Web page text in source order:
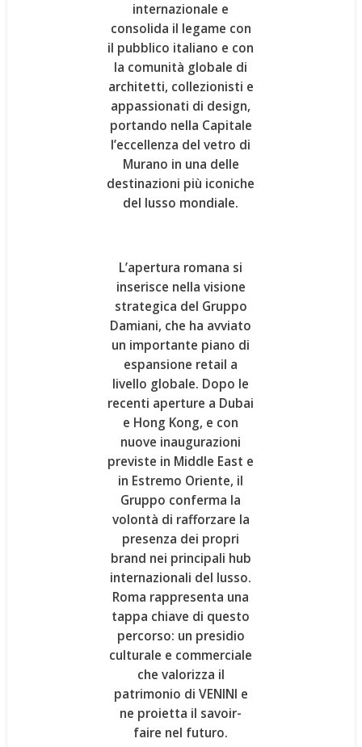
internazionale e
consolida il legame con
il pubblico italiano e con
la comunità globale di
architetti, collezionisti e
appassionati di design,
portando nella Capitale
l’eccellenza del vetro di
Murano in una delle
destinazioni più iconiche
del lusso mondiale.
L’apertura romana si
inserisce nella visione
strategica del Gruppo
Damiani, che ha avviato
un importante piano di
espansione retail a
livello globale. Dopo le
recenti aperture a Dubai
e Hong Kong, e con
nuove inaugurazioni
previste in Middle East e
in Estremo Oriente, il
Gruppo conferma la
volontà di rafforzare la
presenza dei propri
brand nei principali hub
internazionali del lusso.
Roma rappresenta una
tappa chiave di questo
percorso: un presidio
culturale e commerciale
che valorizza il
patrimonio di VENINI e
ne proietta il savoir-
faire nel futuro.